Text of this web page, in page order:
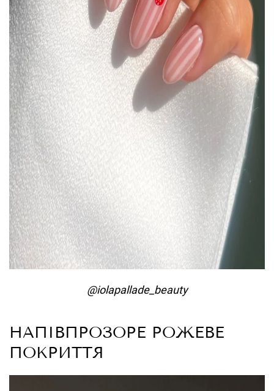
@iolapallade_beauty
НАПІВПРОЗОРЕ РОЖЕВЕ
ПОКРИТТЯ